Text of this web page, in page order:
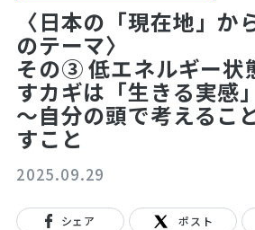
〈日本の「現在地」か
のテーマ〉
その③ 低エネルギー状
すカギは「生きる実感」
～自分の頭で考えるこ
すこと
2025.09.29
シェア ポスト